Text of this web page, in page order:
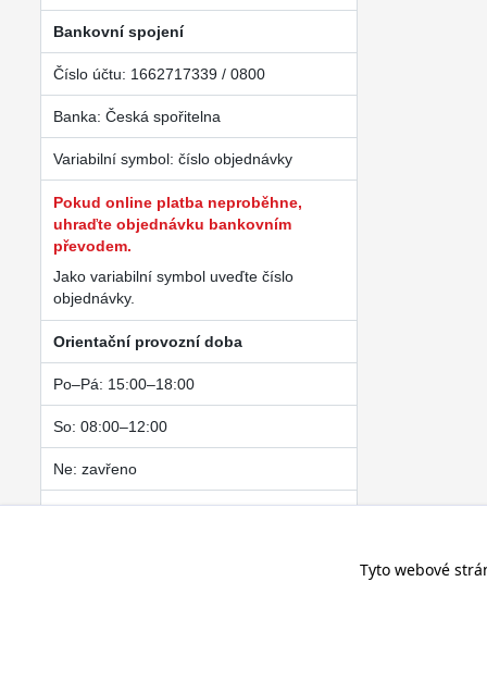
Bankovní spojení
Číslo účtu: 1662717339 / 0800
Banka: Česká spořitelna
Variabilní symbol: číslo objednávky
Pokud online platba neproběhne,
uhraďte objednávku bankovním
převodem.
Jako variabilní symbol uveďte číslo
objednávky.
Orientační provozní doba
Po–Pá: 15:00–18:00
So: 08:00–12:00
Ne: zavřeno
Tyto webové